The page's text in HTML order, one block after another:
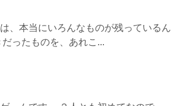
、本当にいろんなものが残っているん
ったものを、あれこ...